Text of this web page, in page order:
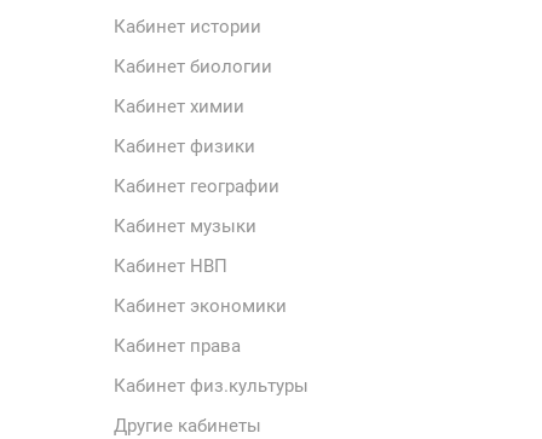
Кабинет истории
Кабинет биологии
Кабинет химии
Кабинет физики
Кабинет географии
Кабинет музыки
Кабинет НВП
Кабинет экономики
Кабинет права
Кабинет физ.культуры
Другие кабинеты